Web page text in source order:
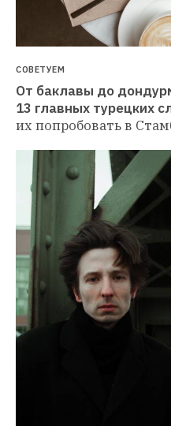
СОВЕТУЕМ
От баклавы до
13 главных турецких
их попробовать в